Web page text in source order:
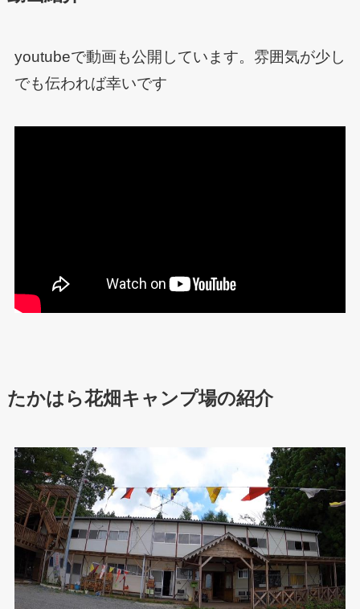
youtubeで動画も公開しています。雰囲気が少し
でも伝われば幸いです
たかはら花畑キャンプ場の紹介